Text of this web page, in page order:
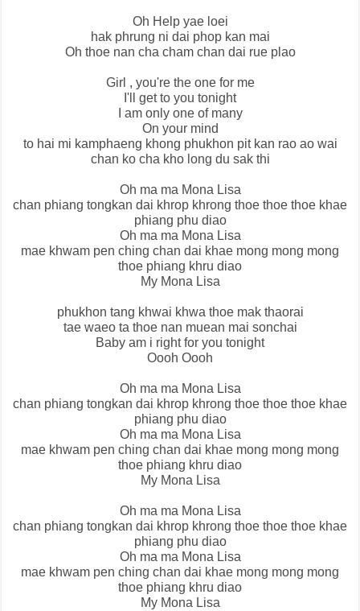
Oh Help yae loei
hak phrung ni dai phop kan mai
Oh thoe nan cha cham chan dai rue plao
Girl , you're the one for me
I'll get to you tonight
I am only one of many
On your mind
to hai mi kamphaeng khong phukhon pit kan rao ao wai
chan ko cha kho long du sak thi
Oh ma ma Mona Lisa
chan phiang tongkan dai khrop khrong thoe thoe thoe khae
phiang phu diao
Oh ma ma Mona Lisa
mae khwam pen ching chan dai khae mong mong mong
thoe phiang khru diao
My Mona Lisa
phukhon tang khwai khwa thoe mak thaorai
tae waeo ta thoe nan muean mai sonchai
Baby am i right for you tonight
Oooh Oooh
Oh ma ma Mona Lisa
chan phiang tongkan dai khrop khrong thoe thoe thoe khae
phiang phu diao
Oh ma ma Mona Lisa
mae khwam pen ching chan dai khae mong mong mong
thoe phiang khru diao
My Mona Lisa
Oh ma ma Mona Lisa
chan phiang tongkan dai khrop khrong thoe thoe thoe khae
phiang phu diao
Oh ma ma Mona Lisa
mae khwam pen ching chan dai khae mong mong mong
thoe phiang khru diao
My Mona Lisa